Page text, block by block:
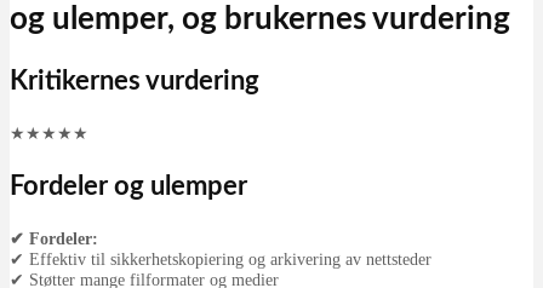
og ulemper, og brukernes vurdering
Kritikernes vurdering
★ ★ ★ ★ ★
Fordeler og ulemper
✔ Fordeler:
✔ Effektiv til sikkerhetskopiering og arkivering av nettsteder
✔ Støtter mange filformater og medier